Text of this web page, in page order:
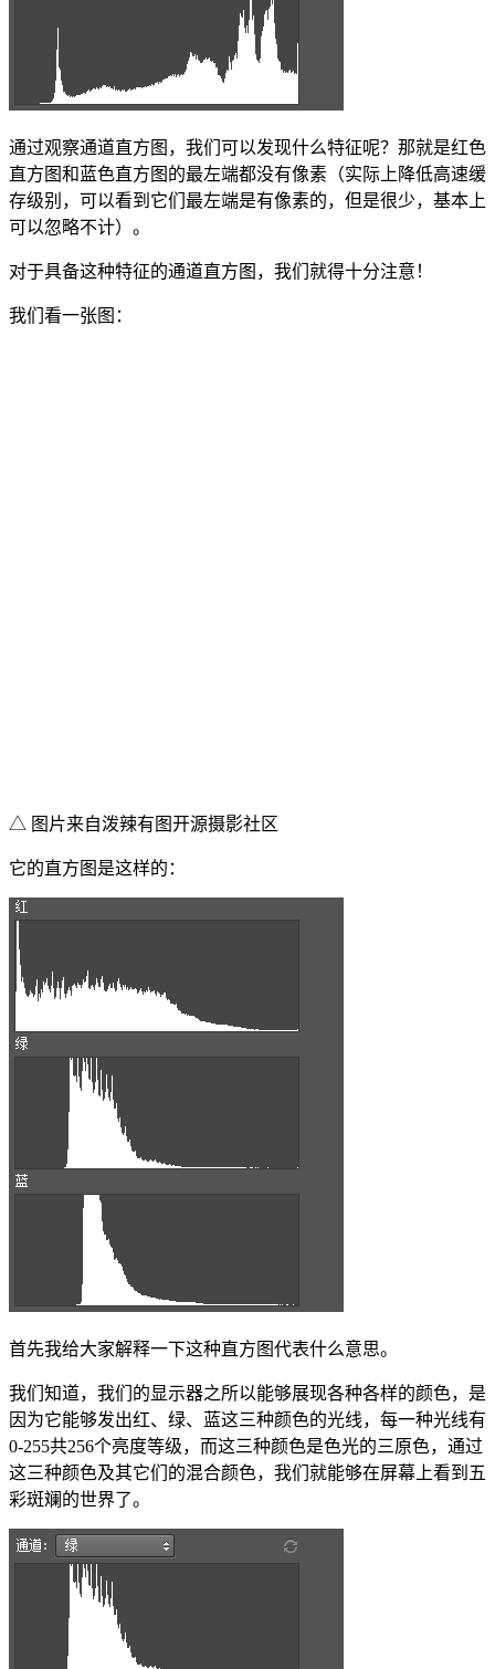
通过观察通道直方图，我们可以发现什么特征呢？那就是红色
直方图和蓝色直方图的最左端都没有像素（实际上降低高速缓
存级别，可以看到它们最左端是有像素的，但是很少，基本上
可以忽略不计）。
对于具备这种特征的通道直方图，我们就得十分注意！
我们看一张图：
△ 图片来自泼辣有图开源摄影社区
它的直方图是这样的：
首先我给大家解释一下这种直方图代表什么意思。
我们知道，我们的显示器之所以能够展现各种各样的颜色，是
因为它能够发出红、绿、蓝这三种颜色的光线，每一种光线有
0-255共256个亮度等级，而这三种颜色是色光的三原色，通过
这三种颜色及其它们的混合颜色，我们就能够在屏幕上看到五
彩斑斓的世界了。